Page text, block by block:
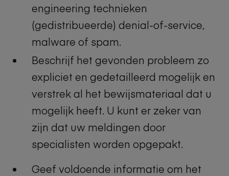
engineering technieken
(gedistribueerde) denial-of-service,
malware of spam.
Beschrijf het gevonden probleem zo
expliciet en gedetailleerd mogelijk en
verstrek al het bewijsmateriaal dat u
mogelijk heeft. U kunt er zeker van
zijn dat uw meldingen door
specialisten worden opgepakt.
Geef voldoende informatie om het